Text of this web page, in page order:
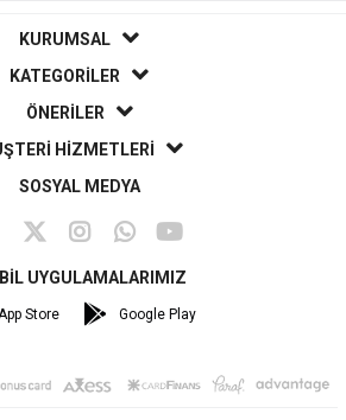
KURUMSAL
KATEGORİLER
ÖNERİLER
HİZMETLERİ
SOSYAL MEDYA
UYGULAMALARIMIZ
App Store Google Play